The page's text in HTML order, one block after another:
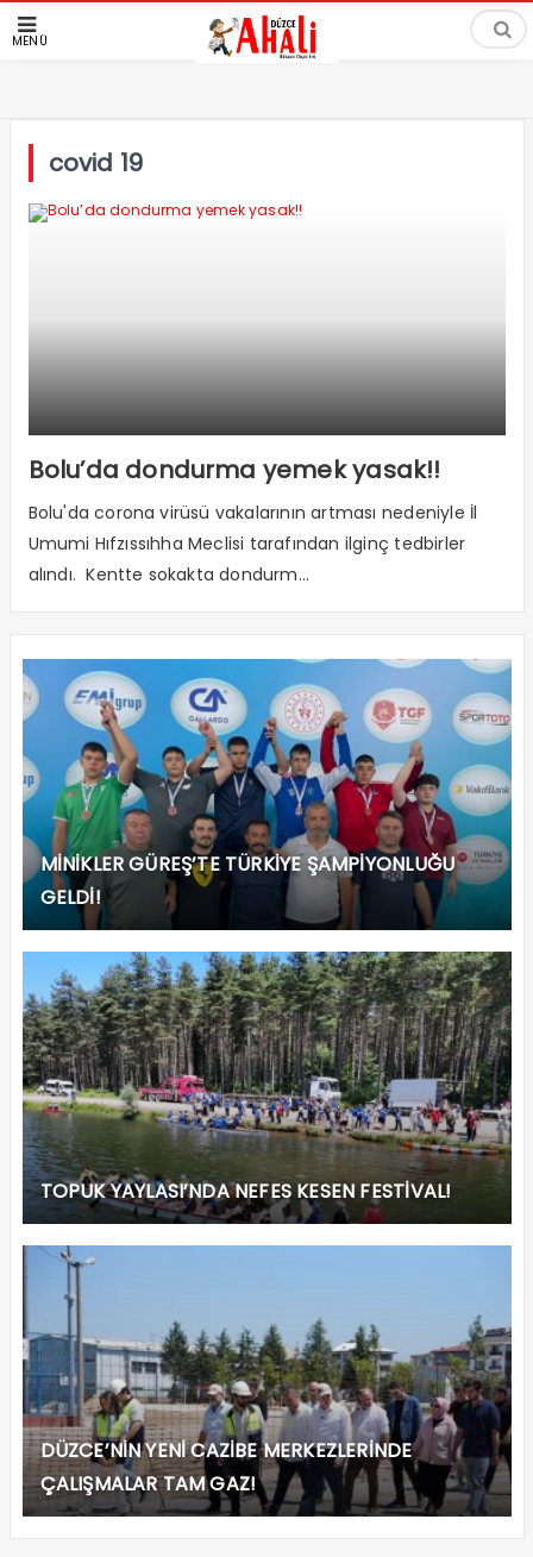
MENÜ
covid 19
Bolu’da dondurma yemek yasak!!
Bolu'da corona virüsü vakalarının artması nedeniyle İl
Umumi Hıfzıssıhha Meclisi tarafından ilginç tedbirler
alındı. Kentte sokakta dondurm...
MİNİKLER GÜREŞ’TE TÜRKİYE ŞAMPİYONLUĞU
GELDİ!
TOPUK YAYLASI’NDA NEFES KESEN FESTİVAL!
DÜZCE’NİN YENİ CAZİBE MERKEZLERİNDE
ÇALIŞMALAR TAM GAZ!